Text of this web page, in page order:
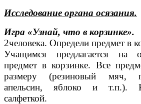
Исследование органа осязания.
Игра «Узнай, что в корзинке».
2человека. Определи предмет в
Учащимся предлагается на
предмет в корзинке. Все
размеру (резиновый мяч,
апельсин, яблоко и т.п.).
салфеткой.